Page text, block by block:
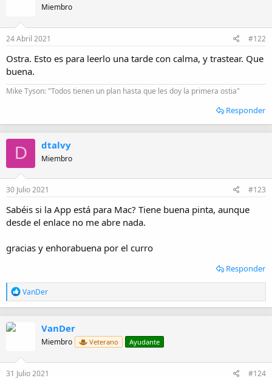
n
e
s
Miembro
24 Abril 2021 #122
Ostra. Esto es para leerlo una tarde con calma, y trastear. Que
buena.
Mike Tyson: "Todos tienen un plan hasta que les doy la primera ostia"
Responder
D dtalvy
Miembro
30 Julio 2021 #123
Sabéis si la App está para Mac? Tiene buena pinta, aunque
desde el enlace no me abre nada.
gracias y enhorabuena por el curro
Responder
R
e
a
n
e
VanDer
VanDer
Miembro Veterano Ayudante
31 Julio 2021 #124